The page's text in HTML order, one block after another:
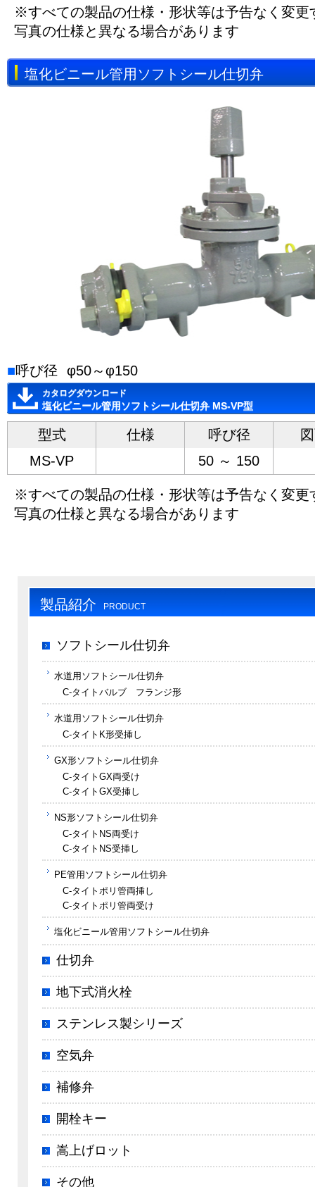
※すべての製品の仕様・形状等は予告なく変更
写真の仕様と異なる場合があります
塩化ビニール管用ソフトシール仕切弁
■呼び径 φ50～φ150
カタログダウンロード
塩化ビニール管用ソフトシール仕切弁 MS-VP型
型式 仕様 呼び径
MS-VP
50 ～ 150
※すべての製品の仕様・形状等は予告なく変更
写真の仕様と異なる場合があります
製品紹介 PRODUCT
ソフトシール仕切弁
水道用ソフトシール仕切弁
C-タイトバルブ フランジ形
水道用ソフトシール仕切弁
C-タイトK形受挿し
GX形ソフトシール仕切弁
C-タイトGX両受け
C-タイトGX受挿し
NS形ソフトシール仕切弁
C-タイトNS両受け
C-タイトNS受挿し
PE管用ソフトシール仕切弁
C-タイトポリ管両挿し
C-タイトポリ管両受け
塩化ビニール管用ソフトシール仕切弁
仕切弁
地下式消火栓
ステンレス製シリーズ
空気弁
補修弁
開栓キー
嵩上げロット
その他